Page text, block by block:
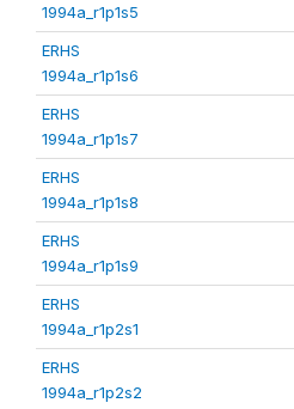
1994a_r1p1s5
ERHS
1994a_r1p1s6
ERHS
1994a_r1p1s7
ERHS
1994a_r1p1s8
ERHS
1994a_r1p1s9
ERHS
1994a_r1p2s1
ERHS
1994a_r1p2s2